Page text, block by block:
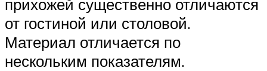
прихожей существенно отличаются
от гостиной или столовой.
Материал отличается по
нескольким показателям.